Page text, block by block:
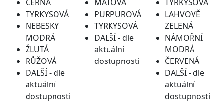
ČERNÁ
TYRKYSOVÁ
NEBESKY
MODRÁ
ŽLUTÁ
RŮŽOVÁ
DALŠÍ - dle
aktuální
dostupnosti
MÁTOVÁ
PURPUROVÁ
TYRKYSOVÁ
DALŠÍ - dle
aktuální
dostupnosti
TYRKYSOVÁ
LAHVOVĚ
ZELENÁ
NÁMOŘNÍ
MODRÁ
ČERVENÁ
DALŠÍ - dle
aktuální
dostupnosti